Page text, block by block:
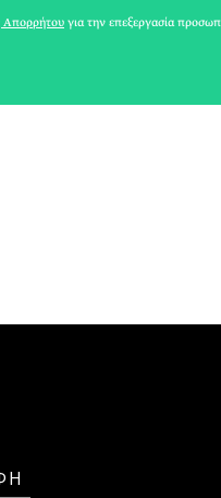
ΑΘΗΝΕΑ
Απορρήτουγια την επεξεργασία